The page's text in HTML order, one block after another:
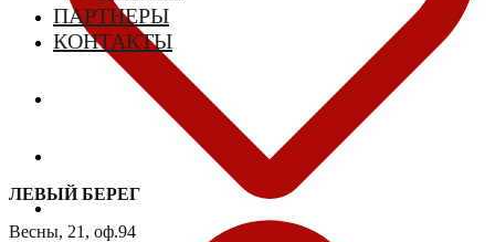
ПАРТНЕРЫ
КОНТАКТЫ
ЛЕВЫЙ БЕРЕГ
Весны, 21, оф.94